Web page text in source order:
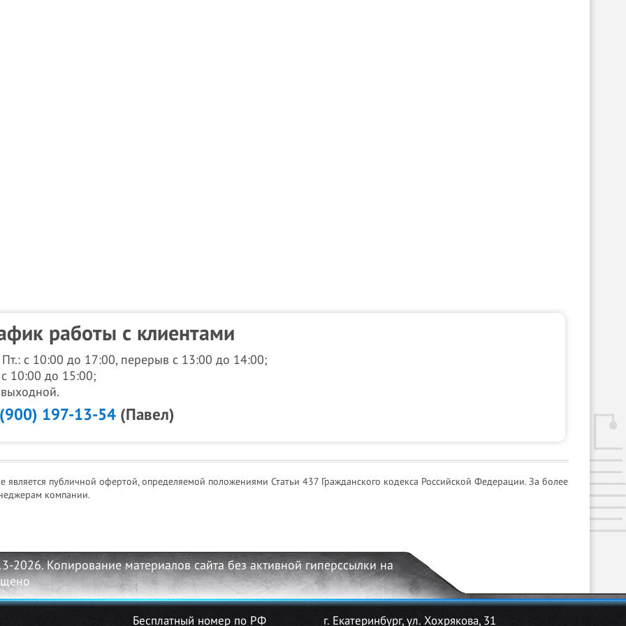
работы с клиентами
Пт.: с 10:00 до 17:00, перерыв с 13:00 до 14:00;
10:00 до 15:00;
197-13-54 (Павел)
публичной офертой, определяемой положениями Статьи 437 Гражданского кодекса Российской Федерации. За более
компании.
2026. Копирование материалов сайта без активной гиперссылки на
Бесплатный номер по РФ г. Екатеринбург, ул. Хохрякова, 31